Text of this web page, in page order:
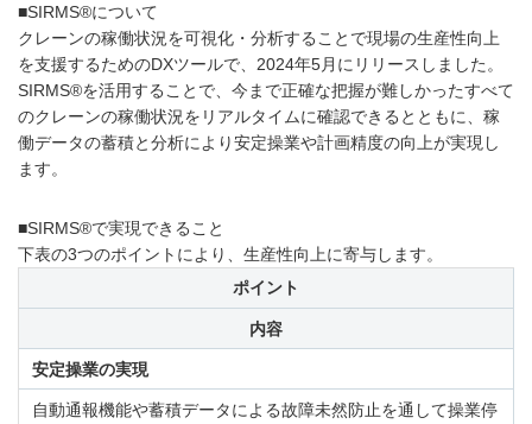
■SIRMS®について
クレーンの稼働状況を可視化・分析することで現場の生産性向上
を支援するためのDXツールで、2024年5月にリリースしました。
SIRMS®を活用することで、今まで正確な把握が難しかったすべて
のクレーンの稼働状況をリアルタイムに確認できるとともに、稼
働データの蓄積と分析により安定操業や計画精度の向上が実現し
ます。
■SIRMS®で実現できること
下表の3つのポイントにより、生産性向上に寄与します。
ポイント
内容
安定操業の実現
自動通報機能や蓄積データによる故障未然防止を通して操業停